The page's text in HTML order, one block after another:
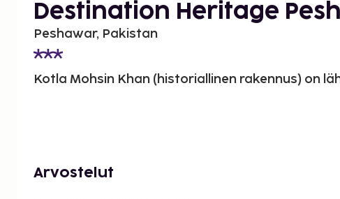
Destination Heritage
Peshawar, Pakistan
Kotla Mohsin Khan (historiallinen rakennus) on
Arvostelut